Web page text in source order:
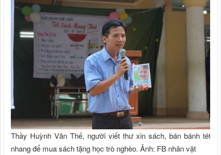
Thầy Huỳnh Văn Thế, người viết thư xin sách, bán bánh tét,
nhang để mua sách tặng học trò nghèo. Ảnh: FB nhân vật